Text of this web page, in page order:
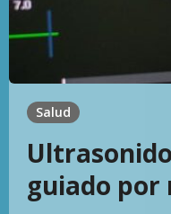
Salud
guiado por